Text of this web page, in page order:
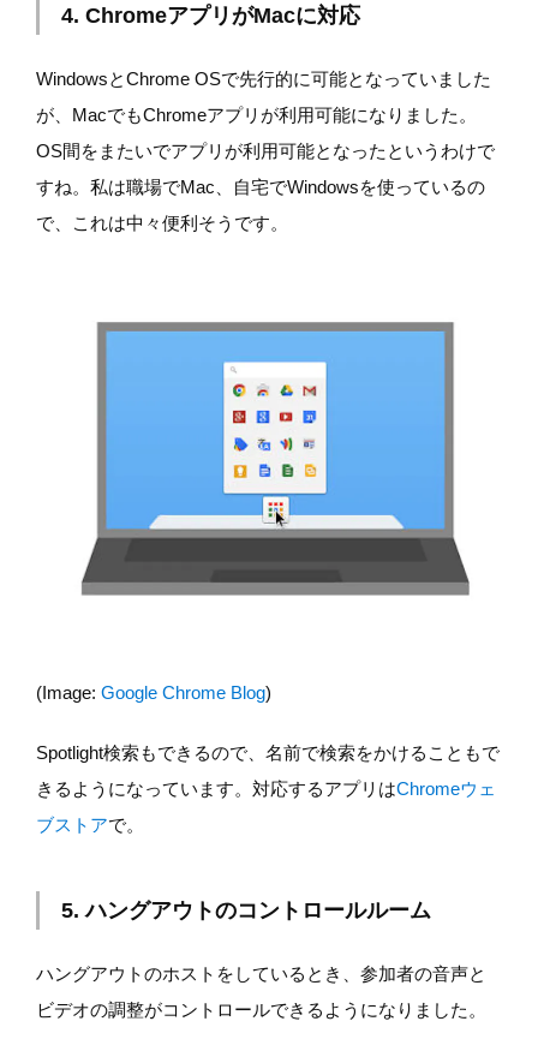
4. ChromeアプリがMacに対応
WindowsとChrome OSで先行的に可能となっていました
が、MacでもChromeアプリが利用可能になりました。
OS間をまたいでアプリが利用可能となったというわけで
すね。私は職場でMac、自宅でWindowsを使っているの
で、これは中々便利そうです。
(Image: Google Chrome Blog)
Spotlight検索もできるので、名前で検索をかけることもで
きるようになっています。対応するアプリはChromeウェ
ブストアで。
5. ハングアウトのコントロールルーム
ハングアウトのホストをしているとき、参加者の音声と
ビデオの調整がコントロールできるようになりました。